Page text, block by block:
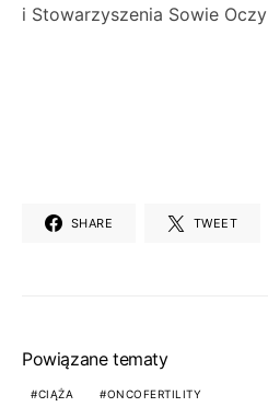
i Stowarzyszenia Sowie Oczy
SHARE TWEET
Powiązane tematy
CIĄŻA ONCOFERTILITY